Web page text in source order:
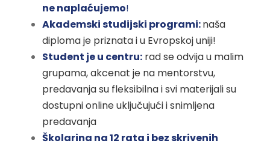
ne naplaćujemo!
Akademski studijski programi:naša
diploma je priznata i u Evropskoj uniji!
Student je u centru: rad se odvija u malim
grupama, akcenat je na mentorstvu,
predavanja su fleksibilna i svi materijali su
dostupni online uključujući i snimljena
predavanja
Školarina na 12 rata i bez skrivenih